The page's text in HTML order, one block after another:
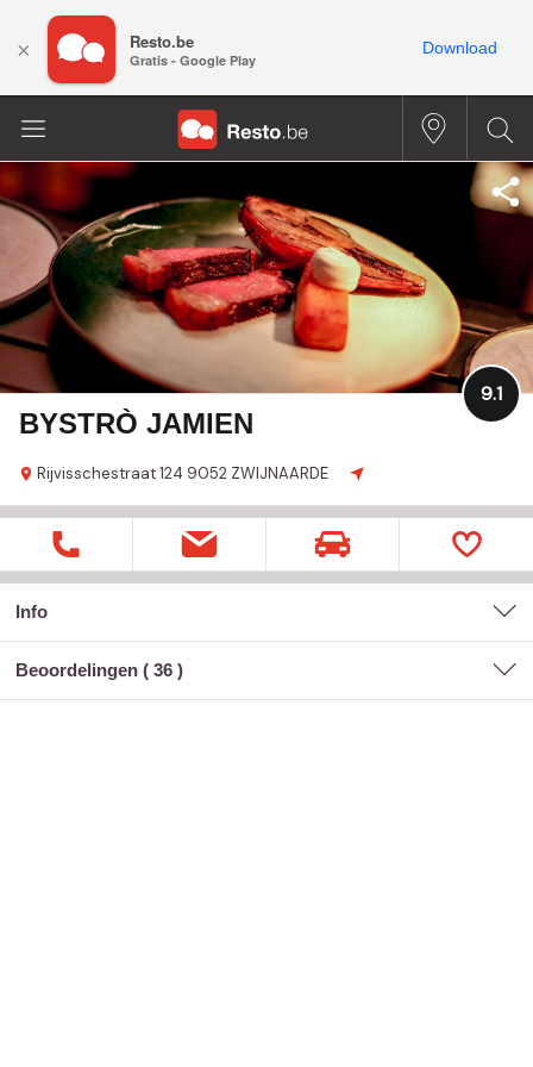
BYSTRÒ JAMIEN
Rijvisschestraat124 9052 ZWIJNAARDE
9.1
Info
Beoordelingen ( 36 )
× Resto.be
Gratis - Google Play
Download